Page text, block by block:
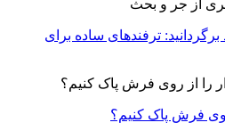
ترفندهای ساده برای
فرش پاک کنیم؟